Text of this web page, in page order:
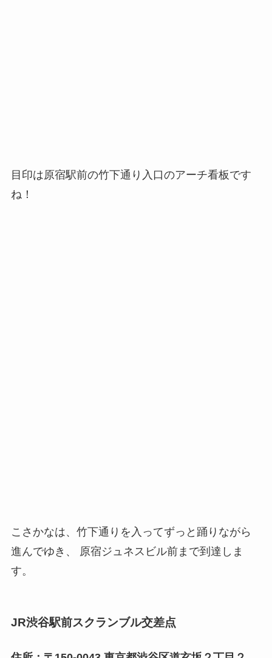
目印は原宿駅前の竹下通り入口のアーチ看板です
ね！
こさかなは、竹下通りを入ってずっと踊りながら
進んでゆき、 原宿ジュネスビル前まで到達しま
す。
JR渋谷駅前スクランブル交差点